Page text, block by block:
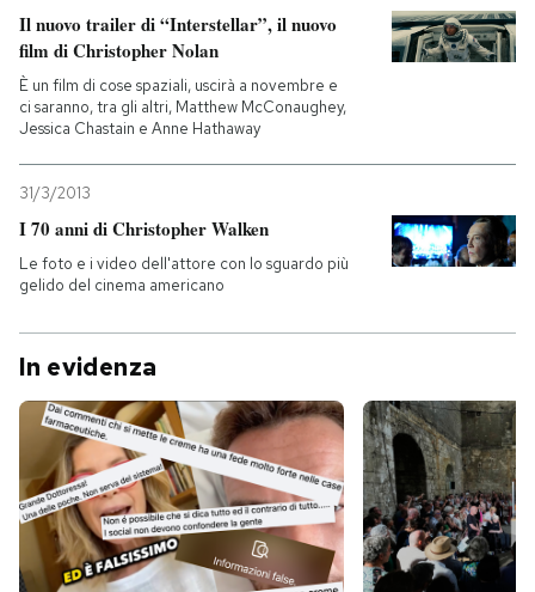
Il nuovo trailer di “Interstellar”, il nuovo
film di Christopher Nolan
È un film di cose spaziali, uscirà a novembre e
ci saranno, tra gli altri, Matthew McConaughey,
Jessica Chastain e Anne Hathaway
31/3/2013
I 70 anni di Christopher Walken
Le foto e i video dell'attore con lo sguardo più
gelido del cinema americano
In evidenza